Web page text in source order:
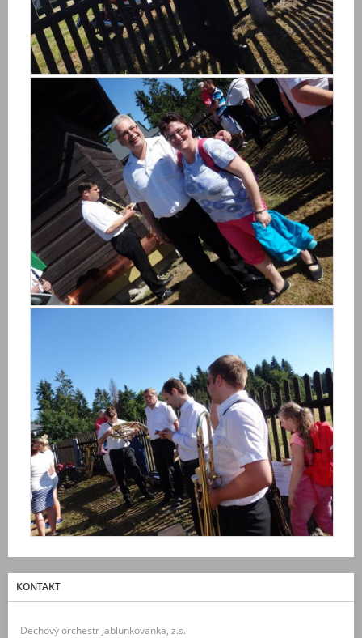
KONTAKT
Dechový orchestr Jablunkovanka, z.s.